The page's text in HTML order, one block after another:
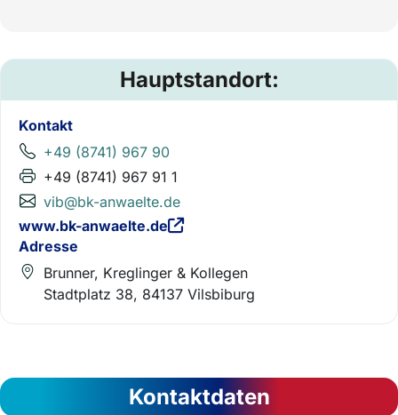
Hauptstandort:
Kontakt
+49 (8741) 967 90
+49 (8741) 967 91 1
vib@bk-anwaelte.de
www.bk-anwaelte.de
Adresse
Brunner, Kreglinger & Kollegen
Stadtplatz 38, 84137 Vilsbiburg
Kontaktdaten